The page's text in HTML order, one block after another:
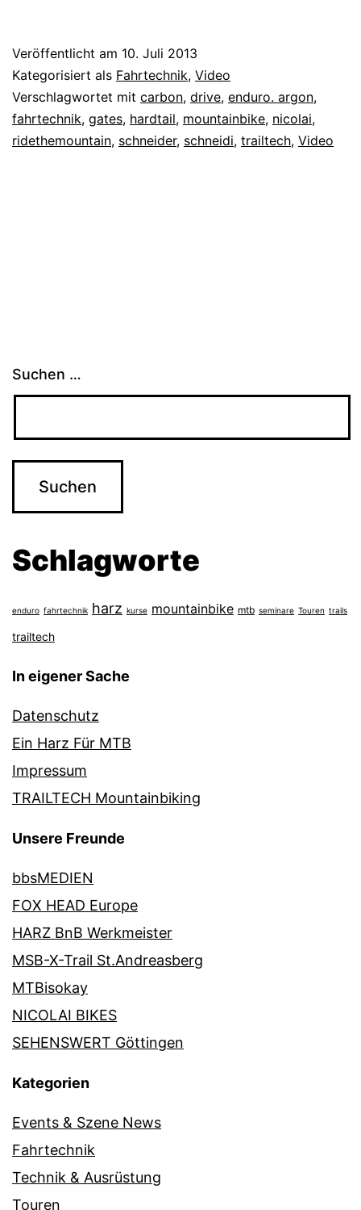
Veröffentlicht am 10. Juli 2013
Kategorisiert als Fahrtechnik, Video
Verschlagwortet mit carbon, drive, enduro. argon,
fahrtechnik, gates, hardtail, mountainbike, nicolai,
ridethemountain, schneider, schneidi, trailtech, Video
Suchen …
Schlagworte
enduro fahrtechnik harz kurse mountainbike mtb seminare Touren trails
trailtech
In eigener Sache
Datenschutz
Ein Harz Für MTB
Impressum
TRAILTECH Mountainbiking
Unsere Freunde
bbsMEDIEN
FOX HEAD Europe
HARZ BnB Werkmeister
MSB-X-Trail St.Andreasberg
MTBisokay
NICOLAI BIKES
SEHENSWERT Göttingen
Kategorien
Events & Szene News
Fahrtechnik
Technik & Ausrüstung
Touren